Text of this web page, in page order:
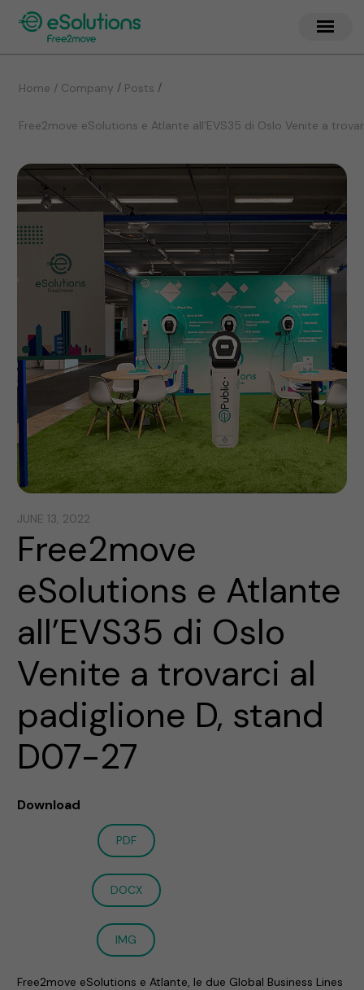
Home / Company / Posts /
Free2move eSolutions e Atlante all’EVS35 di Oslo Venite a
JUNE 13, 2022
Free2move
eSolutions e Atlante
all’EVS35 di Oslo
Venite a trovarci al
padiglione D, stand
D07-27
Download
PDF
DOCX
IMG
Free2move eSolutions e Atlante, le due Global Business Lines